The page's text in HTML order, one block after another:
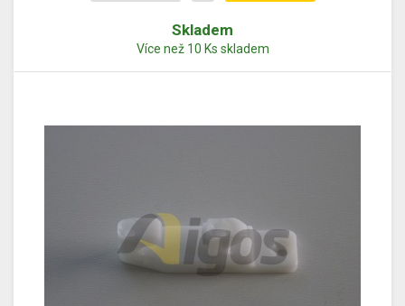
Skladem
Více než 10 Ks skladem